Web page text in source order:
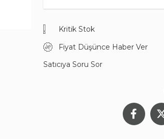
Kritik Stok
Fiyat Düşünce Haber Ver
Satıcıya Soru Sor